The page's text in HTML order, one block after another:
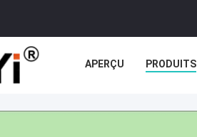
APERÇU PRODUITS